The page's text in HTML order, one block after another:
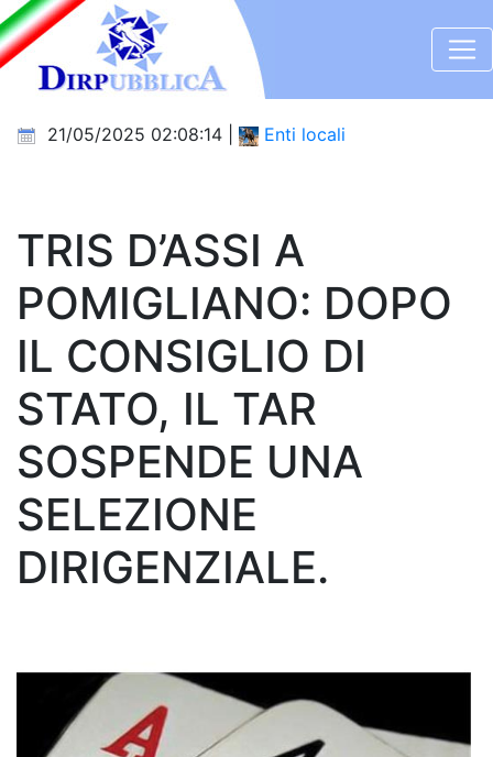
21/05/2025 02:08:14 | Enti locali
TRIS D’ASSI A
POMIGLIANO: DOPO
IL CONSIGLIO DI
STATO, IL TAR
SOSPENDE UNA
SELEZIONE
DIRIGENZIALE.